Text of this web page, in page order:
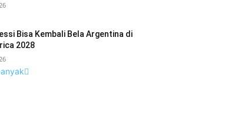
Bisa Kembali Bela Argentina di
2028